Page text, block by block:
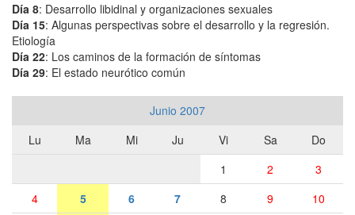
Día 8: Desarrollo libidinal y organizaciones sexuales
Día 15: Algunas perspectivas sobre el desarrollo y la regresión.
Etiología
Día 22: Los caminos de la formación de síntomas
Día 29: El estado neurótico común
Junio 2007
Lu
Ma Mi Ju Vi Sa
Do
1
2
3
4
5 6 7 8 9
10